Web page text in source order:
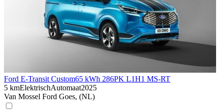
Ford E-Transit Custom65 kWh 286PK L1H1 MS-RT
5 kmElektrischAutomaat2025
Van Mossel Ford Goes, (NL)